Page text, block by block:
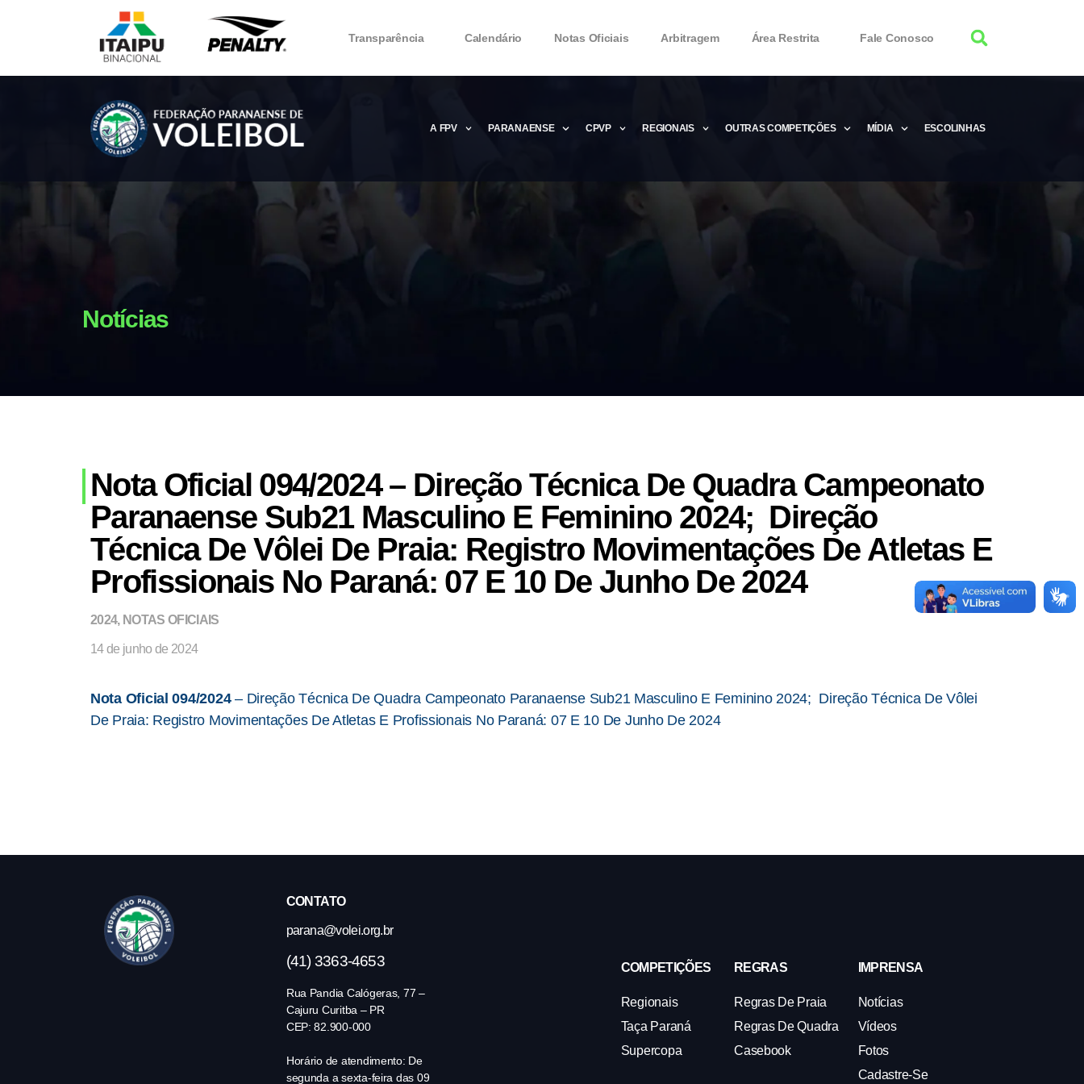
Transparência Calendário Notas Oficiais Arbitragem Área Restrita Fale Conosco
A FPV
Microsoft Office 2016 Product Key 2020 – Free Product Keys
PARANAENSE CPVP REGIONAIS OUTRAS COMPETIÇÕES MÍDIA ESCOLINHAS
Notícias
Nota Oficial 094/2024 – Direção Técnica De Quadra Campeonato
Paranaense Sub21 Masculino E Feminino 2024; Direção
Técnica De Vôlei De Praia: Registro Movimentações De Atletas E
Profissionais No Paraná: 07 E 10 De Junho De 2024
2024, NOTAS OFICIAIS
14 de junho de 2024
Nota Oficial 094/2024– Direção Técnica De Quadra Campeonato Paranaense Sub21 Masculino E Feminino 2024; Direção Técnica De Vôlei
De Praia: Registro Movimentações De Atletas E Profissionais No Paraná: 07 E 10 De Junho De 2024
CONTATO
parana@volei.org.br
(41) 3363-4653
Rua Pandia Calógeras, 77 –
Cajuru Curitba – PR
CEP: 82.900-000
Horário de atendimento: De
segunda a sexta-feira das 09
COMPETIÇÕES
Regionais
Taça Paraná
Supercopa
REGRAS
Regras De Praia
Regras De Quadra
Casebook
IMPRENSA
Notícias
Vídeos
Fotos
Cadastre-Se